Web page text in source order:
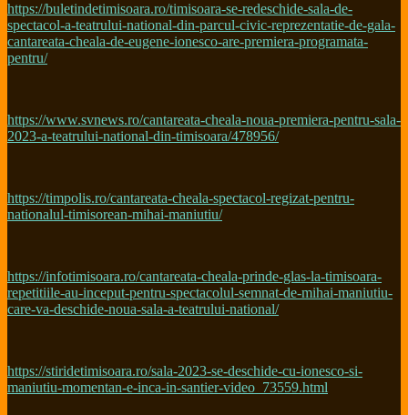
https://buletindetimisoara.ro/timisoara-se-redeschide-sala-de-
spectacol-a-teatrului-national-din-parcul-civic-reprezentatie-de-gala-
cantareata-cheala-de-eugene-ionesco-are-premiera-programata-
pentru/
https://www.svnews.ro/cantareata-cheala-noua-premiera-pentru-sala-
2023-a-teatrului-national-din-timisoara/478956/
https://timpolis.ro/cantareata-cheala-spectacol-regizat-pentru-
nationalul-timisorean-mihai-maniutiu/
https://infotimisoara.ro/cantareata-cheala-prinde-glas-la-timisoara-
repetitiile-au-inceput-pentru-spectacolul-semnat-de-mihai-maniutiu-
care-va-deschide-noua-sala-a-teatrului-national/
https://stiridetimisoara.ro/sala-2023-se-deschide-cu-ionesco-si-
maniutiu-momentan-e-inca-in-santier-video_73559.html